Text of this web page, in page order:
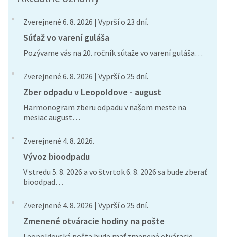
Zverejnené 6. 8. 2026 | Vyprší o 23 dní.
Súťaž vo varení guláša
Pozývame vás na 20. ročník súťaže vo varení guláša…
Zverejnené 6. 8. 2026 | Vyprší o 25 dní.
Zber odpadu v Leopoldove - august
Harmonogram zberu odpadu v našom meste na
mesiac august…
Zverejnené 4. 8. 2026.
Vývoz bioodpadu
V stredu 5. 8. 2026 a vo štvrtok 6. 8. 2026 sa bude zberať
bioodpad…
Zverejnené 4. 8. 2026 | Vyprší o 25 dní.
Zmenené otváracie hodiny na pošte